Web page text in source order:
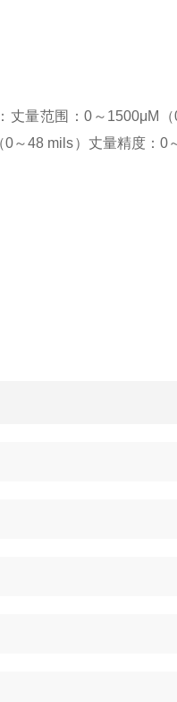
丈量范围：0～1500μΜ
48 mils）丈量精度：